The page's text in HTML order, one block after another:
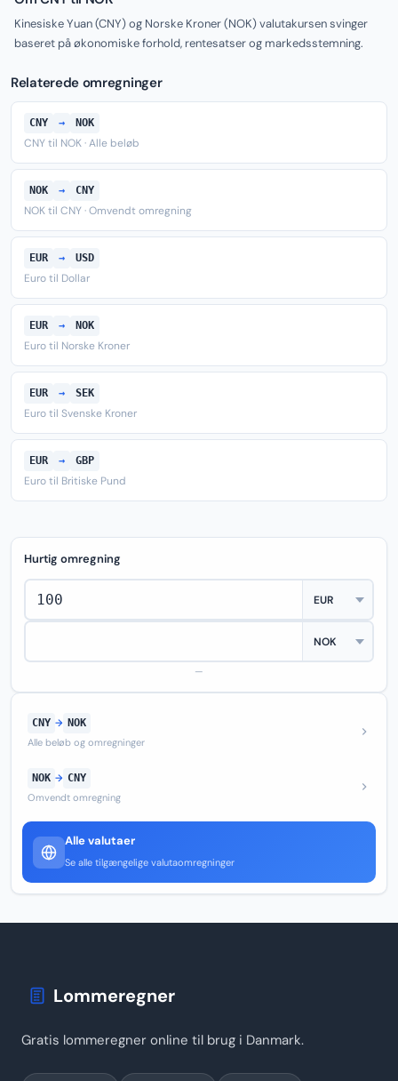
Kinesiske Yuan (CNY) og Norske Kroner (NOK) valutakursen svinger
baseret på økonomiske forhold, rentesatser og markedsstemning.
Relaterede omregninger
CNY → NOK
CNY til NOK · Alle beløb
NOK → CNY
NOK til CNY · Omvendt omregning
EUR → USD
Euro til Dollar
EUR → NOK
Euro til Norske Kroner
EUR → SEK
Euro til Svenske Kroner
EUR → GBP
Euro til Britiske Pund
Hurtig omregning
—
CNY → NOK
Alle beløb og omregninger
NOK → CNY
Omvendt omregning
Alle valutaer
Se alle tilgængelige valutaomregninger
Lommeregner
Gratis lommeregner online til brug i Danmark.